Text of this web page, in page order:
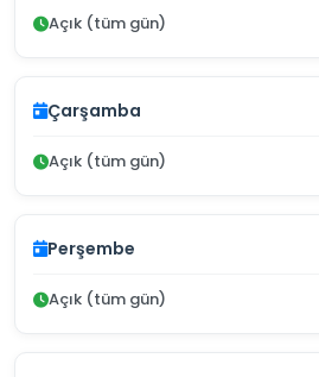
Açık (tüm gün)
Çarşamba
Açık (tüm gün)
Perşembe
Açık (tüm gün)